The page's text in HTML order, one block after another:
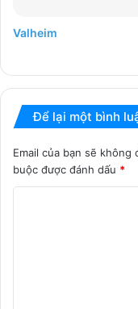
Valheim
Để lại một bình
Email của bạn sẽ
buộc được đánh dấu *